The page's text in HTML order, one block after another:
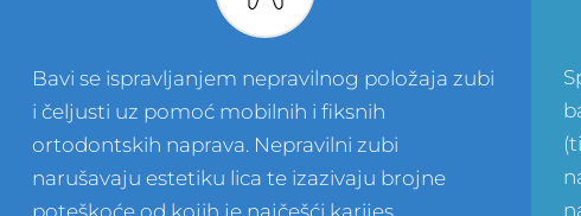
Bavi se ispravljanjem nepravilnog položaja zubi
i čeljusti uz pomoć mobilnih i fiksnih
ortodontskih naprava. Nepravilni zubi
narušavaju estetiku lica te izazivaju brojne